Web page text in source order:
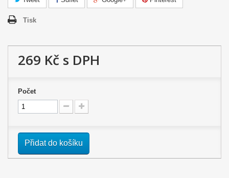
Tisk
269 Kč s DPH
Počet
Přidat do košíku